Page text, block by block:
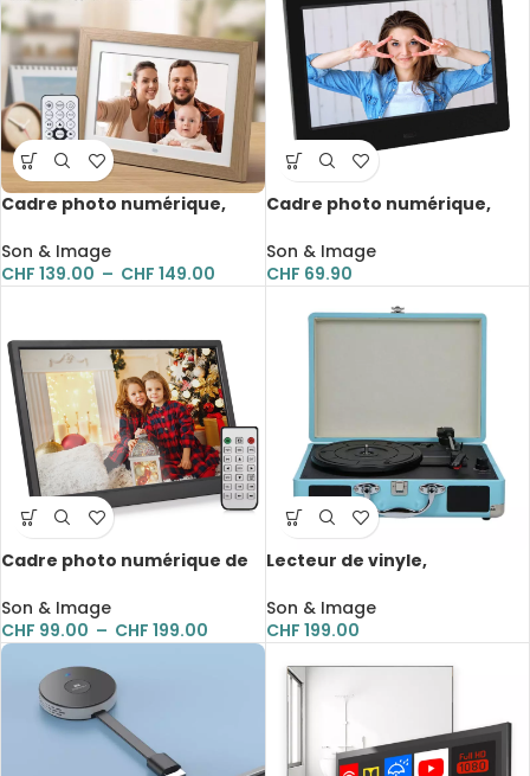
Cadre photo numérique,
1280×800, multifonction
avec télécommande
Son & Image
CHF 139.00 – CHF 149.00
Cadre photo numérique,
audio/photo/vidéo, avec
télécommande
Son & Image
CHF 69.90
Cadre photo numérique de
écran IPS, grand angle de
vision, avec télécommande,
multifonction
Son & Image
CHF 99.00 – CHF 199.00
Lecteur de vinyle,
33/45/78 RPM, haut-parleur
intégré
Son & Image
CHF 199.00